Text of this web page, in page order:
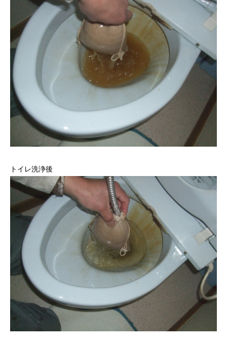
トイレ洗浄後